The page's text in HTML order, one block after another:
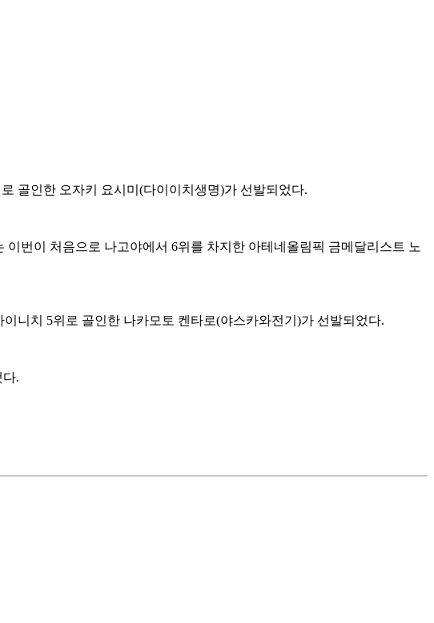
골인한 오자키 요시미(다이이치생명)가 선발되었다.
번이 처음으로 나고야에서 6위를 차지한 아테네올림픽 금메달리스트 노
니치 5위로 골인한 나카모토 켄타로(야스카와전기)가 선발되었다.
.